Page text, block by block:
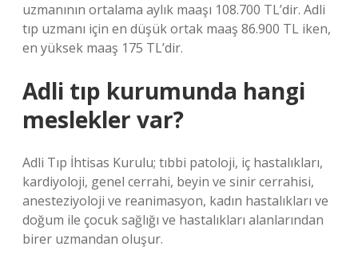
uzmanının ortalama aylık maaşı 108.700 TL’dir. Adli
tıp uzmanı için en düşük ortak maaş 86.900 TL iken,
en yüksek maaş 175 TL’dir.
Adli tıp kurumunda hangi
meslekler var?
Adli Tıp İhtisas Kurulu; tıbbi patoloji, iç hastalıkları,
kardiyoloji, genel cerrahi, beyin ve sinir cerrahisi,
anesteziyoloji ve reanimasyon, kadın hastalıkları ve
doğum ile çocuk sağlığı ve hastalıkları alanlarından
birer uzmandan oluşur.